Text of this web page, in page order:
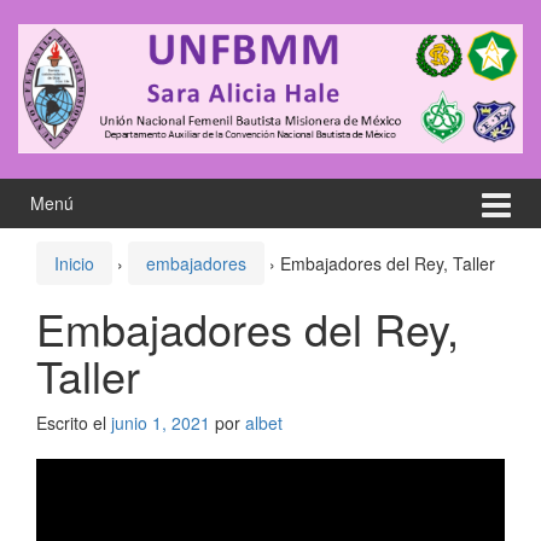
contenido
meú
principal
Menú
Inicio › embajadores › Embajadores del Rey, Taller
Embajadores del Rey,
Taller
Escrito el junio 1, 2021 por albet